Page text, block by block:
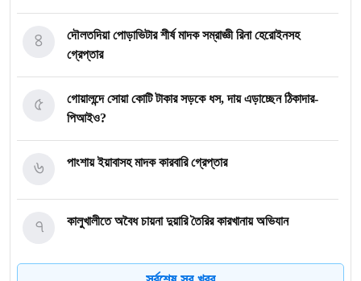
দৌলতদিয়া পোড়াভিটার শীর্ষ মাদক সম্রাজ্ঞী রিনা হেরোইনসহ
গ্রেপ্তার
৪
গোয়ালন্দে সোয়া কোটি টাকার সড়কে ধস, দায় এড়াচ্ছেন ঠিকাদার-
পিআইও?
৫
পাংশায় ইয়াবাসহ মাদক কারবারি গ্রেপ্তার
৬
কালুখালীতে অবৈধ চায়না দুয়ারি তৈরির কারখানায় অভিযান
৭